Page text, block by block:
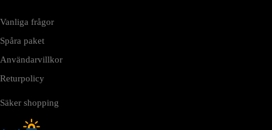
Vanliga frågor
Spåra paket
Användarvillkor
Returpolicy
Säker shopping